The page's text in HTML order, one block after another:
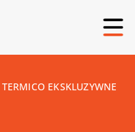
TERMICO EKSKLUZYWNE